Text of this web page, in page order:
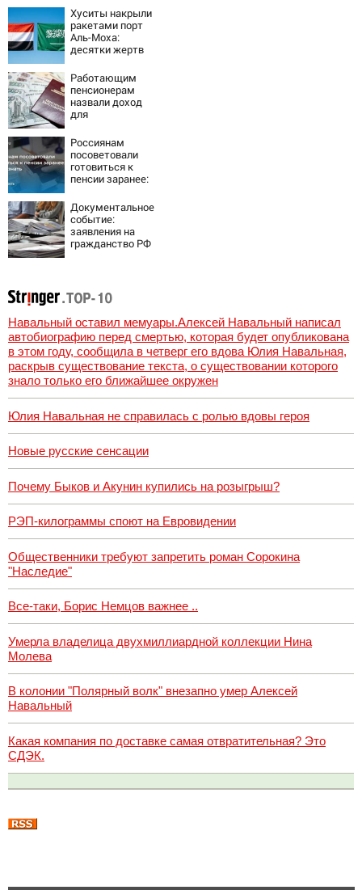
многие пьют его
каждый день
Хуситы накрыли
ракетами порт
Аль-Моха:
десятки жертв
Работающим
пенсионерам
назвали доход
для
ИПК
Россиянам
посоветовали
готовиться к
пенсии заранее:
Документальное
событие:
заявления на
гражданство РФ
Навальный оставил мемуары.Алексей Навальный написал
автобиографию перед смертью, которая будет опубликована
в этом году, сообщила в четверг его вдова Юлия Навальная,
раскрыв существование текста, о существовании которого
знало только его ближайшее окружен
Юлия Навальная не справилась с ролью вдовы героя
Новые русские сенсации
Почему Быков и Акунин купились на розыгрыш?
РЭП-килограммы споют на Евровидении
Общественники требуют запретить роман Сорокина
"Наследие"
Все-таки, Борис Немцов важнее ..
Умерла владелица двухмиллиардной коллекции Нина
Молева
В колонии "Полярный волк" внезапно умер Алексей
Навальный
Какая компания по доставке самая отвратительная? Это
СДЭК.